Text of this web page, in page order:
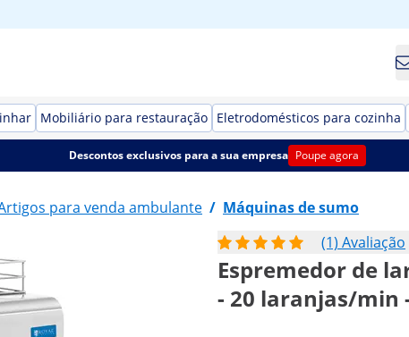
Mobiliário para restauração Eletrodomésticos para cozinha
Descontos exclusivos para a sua empresa Poupe agora
para venda ambulante / Máquinas de sumo
(1) Avaliação
Espremedor de
- 20 laranjas/min